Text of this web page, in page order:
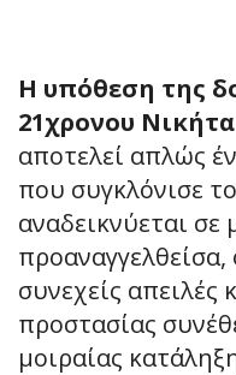
Η υπόθεση της
21χρονου
αποτελεί απλώς
που συγκλόνισε
αναδεικνύεται σε
συνεχείς απειλές
προστασίας
μοιραίας